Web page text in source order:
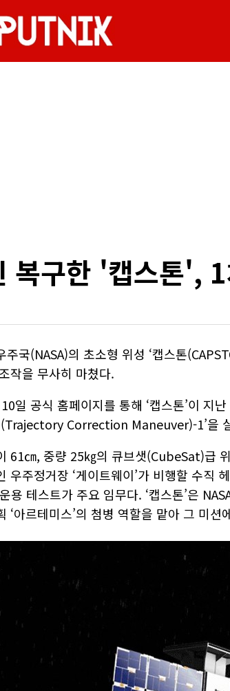
복구한 '캡스톤',
주국(NASA)의 초소형 위성 ‘캡스톤
작을 무사히 마쳤다.
10일 공식 홈페이지를 통해 ‘캡스톤’이 지
Correction Maneuver)-1’을
61㎝, 중량 25㎏의 큐브샛(CubeSat)급
우주정거장 ‘게이트웨이’가 비행할 수
용 테스트가 주요 임무다. ‘캡스톤’은
‘아르테미스’의 첨병 역할을 맡아 그 미션